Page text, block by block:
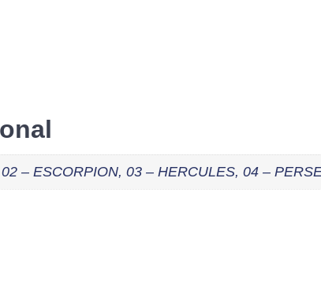
– ESCORPION, 03 – HERCULES, 04 –